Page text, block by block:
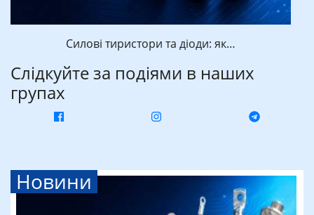
Силові тиристори та діоди: як…
Слідкуйте за подіями в наших
групах
Новини